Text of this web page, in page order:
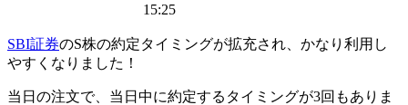
15:25
SBI証券のS株の約定タイミングが拡充され、かなり利用し
やすくなりました！
当日の注文で、 当日中に約定するタイミングが3回 もありま